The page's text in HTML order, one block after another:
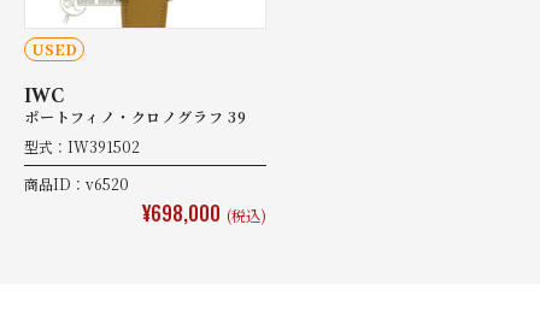
USED
IWC
ポートフィノ・クロノグラフ 39
型式：IW391502
商品ID：v6520
¥698,000 (税込)